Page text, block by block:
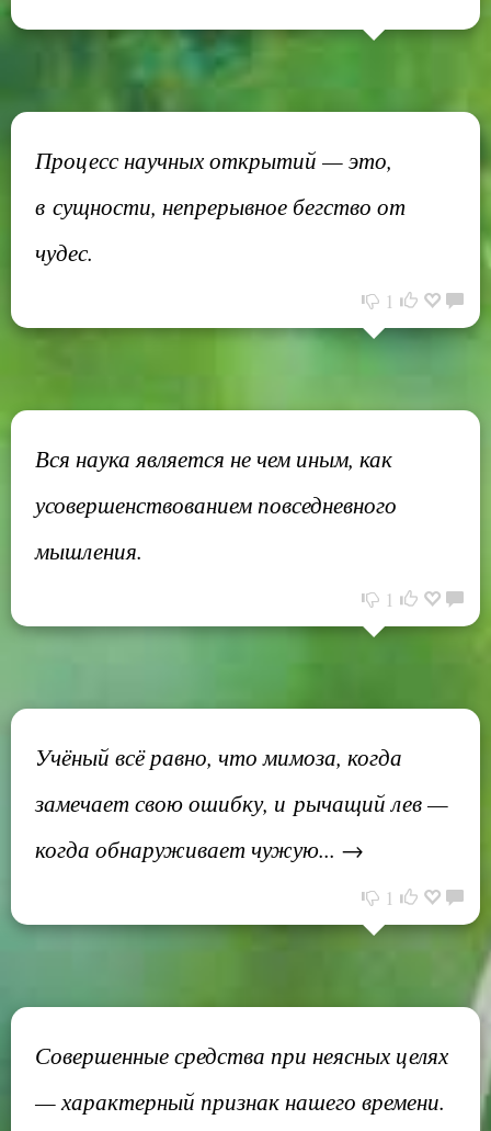
Процесс научных открытий — это,
в сущности, непрерывное бегство от
чудес.
1
Вся наука является не чем иным, как
усовершенствованием повседневного
мышления.
1
Учёный всё равно, что мимоза, когда
замечает свою ошибку, и рычащий лев —
когда обнаруживает чужую... →
1
Совершенные средства при неясных целях
— характерный признак нашего времени.